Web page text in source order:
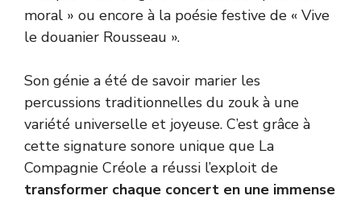
moral » ou encore à la poésie festive de « Vive
le douanier Rousseau ».
Son génie a été de savoir marier les
percussions traditionnelles du zouk à une
variété universelle et joyeuse. C’est grâce à
cette signature sonore unique que La
Compagnie Créole a réussi l’exploit de
transformer chaque concert en une immense